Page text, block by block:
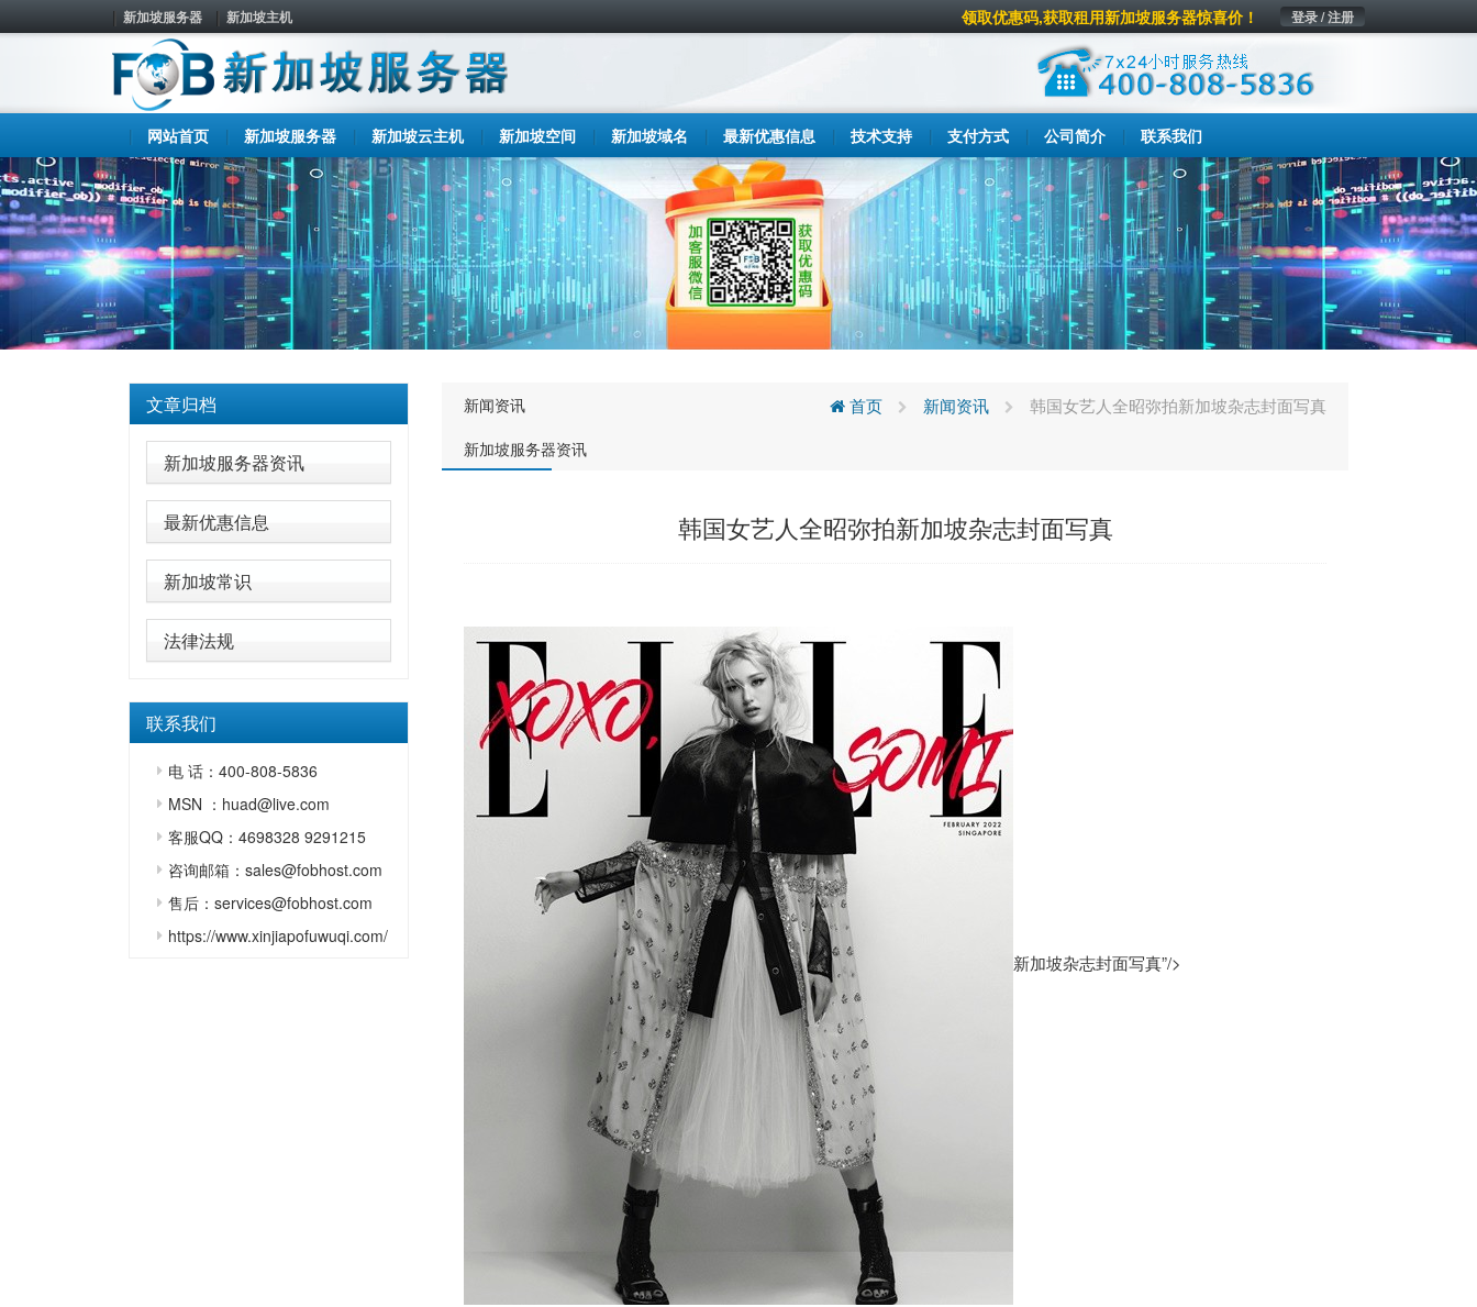
新加坡服务器 新加坡主机 登录 / 注册
领取优惠码,获取租用新加坡服务器惊喜价！
网站首页 新加坡服务器 新加坡云主机 新加坡空间 新加坡域名 最新优惠信息 技术支持 支付方式 公司简介 联系我们
文章归档
新加坡服务器资讯
最新优惠信息
新加坡常识
法律法规
联系我们
电 话：400-808-5836
MSN ：huad@live.com
客服QQ：4698328 9291215
咨询邮箱：sales@fobhost.com
售后：services@fobhost.com
https://www.xinjiapofuwuqi.com/
新闻资讯
新加坡服务器资讯
首页 新闻资讯 韩国女艺人全昭弥拍新加坡杂志封面写真
韩国女艺人全昭弥拍新加坡杂志封面写真
新加坡杂志封面写真”/>